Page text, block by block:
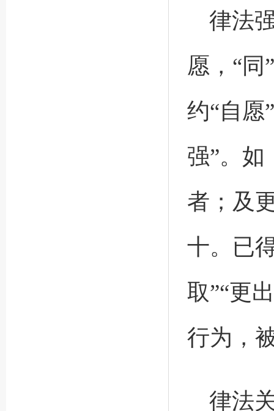
律法
愿，“同
约“自愿
强”。如
者；及
十。已
取”“更
行为，
律法